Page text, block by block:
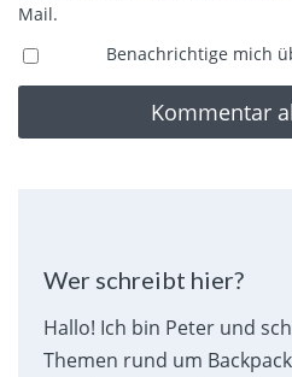
Mail.
Benachrichtige mich
Wer schreibt hier?
Hallo! Ich bin Peter und
Themen rund um